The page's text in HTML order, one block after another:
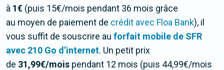
à 1€ (puis 15€/mois pendant 36 mois grâce
au moyen de paiement de crédit avec Floa Bank), il
vous suffit de souscrire au forfait mobile de SFR
avec 210 Go d’internet. Un petit prix
de 31,99€/mois pendant 12 mois (puis 44,99€/mois